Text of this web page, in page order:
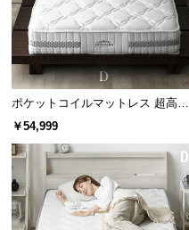
ブ
ロ
業
情
報
ポケットコイルマットレス 超高密
度3ゾーン 硬め 厚さ24cm D
￥54,999